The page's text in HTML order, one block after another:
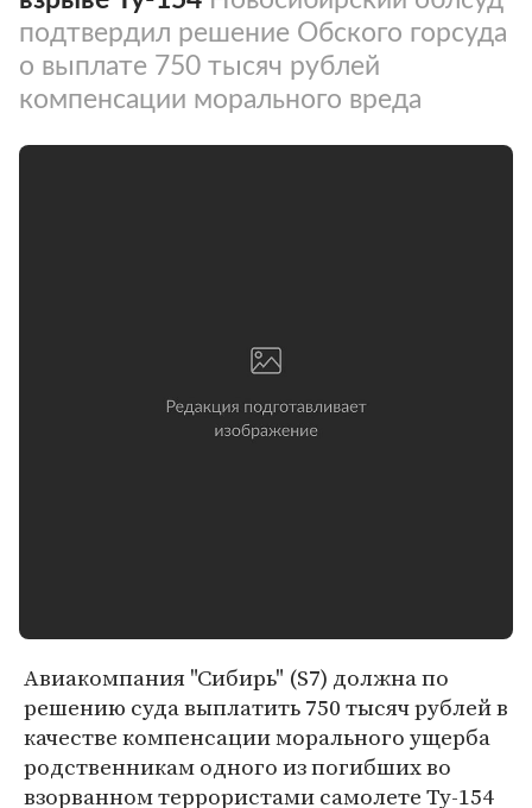
подтвердил решение Обского горсуда
о выплате 750 тысяч рублей
компенсации морального вреда
Авиакомпания "Сибирь" (S7) должна по
решению суда выплатить 750 тысяч рублей в
качестве компенсации морального ущерба
родственникам одного из погибших во
взорванном террористами самолете Ту-154